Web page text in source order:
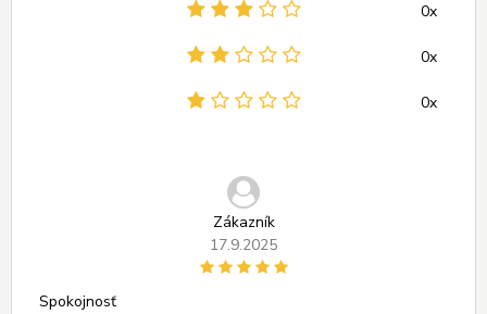
0x
0x
0x
Zákazník
17.9.2025
Spokojnosť